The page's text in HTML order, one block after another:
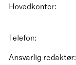
Hovedkontor:
Telefon:
Ansvarlig redaktør: